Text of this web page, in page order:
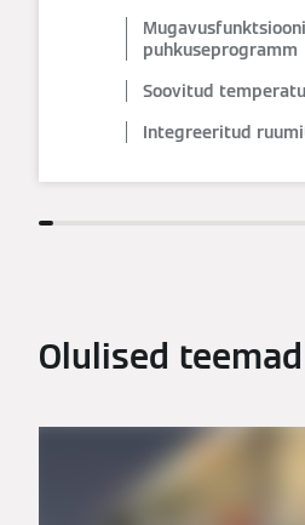
puhkuseprogramm
Soovitud
Integreeritud
Olulised teemad